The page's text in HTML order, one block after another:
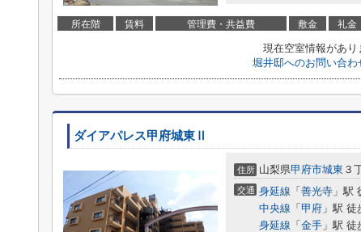
所在階 賃料 管理費・共益費 敷金 礼金
現在空室情報があり
堀井邸へのお問い合わ
ダイアパレス甲府城東Ⅱ
住所 山梨県甲府市城東 ３
交通 身延線 「 善光寺 」駅
中央線 「 甲府 」駅 徒
身延線 「 金手 」駅 徒